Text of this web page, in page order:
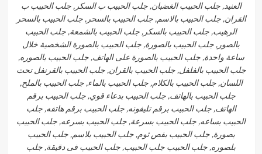
العنيد, جلب الحبيب الغضبان, جلب الحبيب ب السكر, جلب الحبيب ب
القران, جلب الحبيب بالاسم, جلب الحبيب بالسحر, جلب الحبيب بالسحر
الرهيب, جلب الحبيب بالسكر, جلب الحبيب بالشمعة, جلب الحبيب
بالصور, جلب الحبيب بالصورة, جلب الحبيب بالصورة الشخصية خلال
ساعة واحدة, جلب الحبيب بالصورة على الهاتف, جلب الحبيب بالصوره,
جلب الحبيب بالفلفل, جلب الحبيب بالقران, جلب الحبيب بالقرنفل تحت
اللسان, جلب الحبيب بالكلام, جلب الحبيب بالماء, جلب الحبيب بالملح,
جلب الحبيب بالهاتف, جلب الحبيب بدعاء قوي, جلب الحبيب برقم
الهاتف, جلب الحبيب برقم تليفونه, جلب الحبيب برقم هاتفه, جلب
الحبيب بساعه, جلب الحبيب بسرعة, جلب الحبيب بسرعه, جلب الحبيب
بصورة, جلب الحبيب بفص ثوم, جلب الحبيب بلاسم, جلب الحبيب
بلصوره, جلب الحبيب جلب الحبيب, جلب الحبيب فى دقيقة, جلب